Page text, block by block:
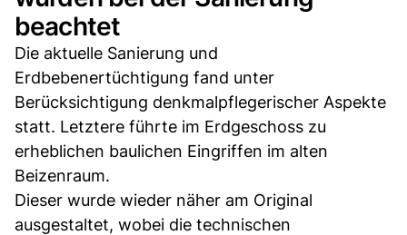
beachtet
Die aktuelle Sanierung und
Erdbebenertüchtigung fand unter
Berücksichtigung denkmalpflegerischer Aspekte
statt. Letztere führte im Erdgeschoss zu
erheblichen baulichen Eingriffen im alten
Beizenraum.
Dieser wurde wieder näher am Original
ausgestaltet, wobei die technischen